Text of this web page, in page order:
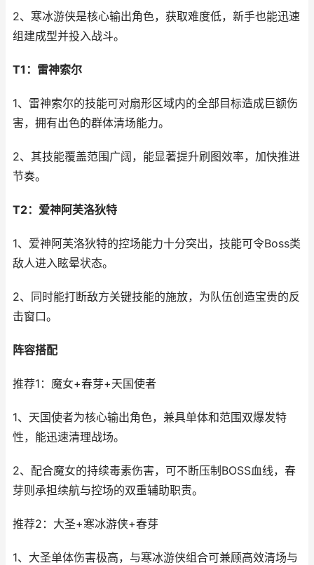
2、寒冰游侠是核心输出角色，获取难度低，新手也能迅速
组建成型并投入战斗。
T1：雷神索尔
1、雷神索尔的技能可对扇形区域内的全部目标造成巨额伤
害，拥有出色的群体清场能力。
2、其技能覆盖范围广阔，能显著提升刷图效率，加快推进
节奏。
T2：爱神阿芙洛狄特
1、爱神阿芙洛狄特的控场能力十分突出，技能可令Boss类
敌人进入眩晕状态。
2、同时能打断敌方关键技能的施放，为队伍创造宝贵的反
击窗口。
阵容搭配
推荐1：魔女+春芽+天国使者
1、天国使者为核心输出角色，兼具单体和范围双爆发特
性，能迅速清理战场。
2、配合魔女的持续毒素伤害，可不断压制BOSS血线，春
芽则承担续航与控场的双重辅助职责。
推荐2：大圣+寒冰游侠+春芽
1、大圣单体伤害极高，与寒冰游侠组合可兼顾高效清场与